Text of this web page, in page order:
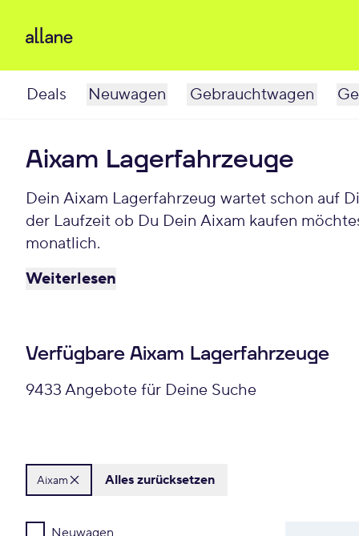
Deals Neuwagen Gebrauchtwagen
Aixam Lagerfahrzeuge
Dein Aixam Lagerfahrzeug wartet schon auf Dich. Bei Allane least Du Deinen Aixam für einen individuellen Zeitraum und entscheidest am Ende
der Laufzeit ob Du Dein Aixam kaufen
monatlich.
Weiterlesen
Verfügbare Aixam Lagerfahrzeuge
9433 Angebote für Deine Suche
Aixam Alles zurücksetzen
Neuwagen